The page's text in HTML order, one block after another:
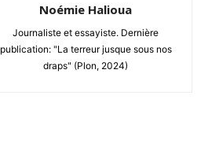
Noémie Halioua
Journaliste et essayiste. Dernière
publication: "La terreur jusque sous nos
draps" (Plon, 2024)